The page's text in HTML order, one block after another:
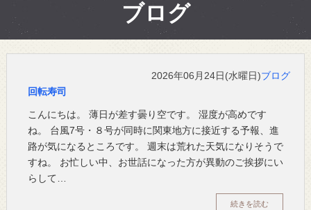
ブログ
2026年06月24日(水曜日)ブログ
回転寿司
こんにちは。 薄日が差す曇り空です。 湿度が高めです
ね。 台風7号・８号が同時に関東地方に接近する予報、進
路が気になるところです。 週末は荒れた天気になりそうで
すね。 お忙しい中、お世話になった方が異動のご挨拶にい
らして…
続きを読む